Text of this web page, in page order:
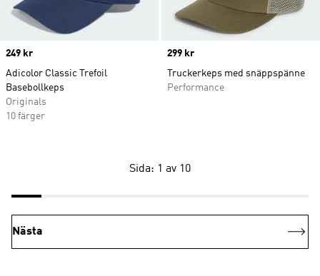
Price
249 kr
Adicolor Classic Trefoil
Basebollkeps
Originals
10 färger
Price
299 kr
Truckerkeps med snäppspänne
Performance
Sida: 1 av 10
Nästa